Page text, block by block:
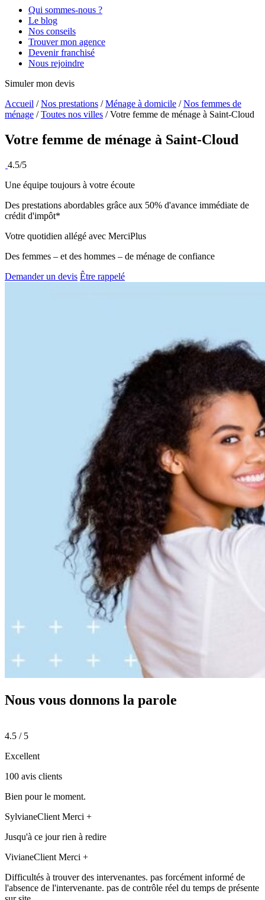
Qui sommes-nous ?
Le blog
Nos conseils
Trouver mon agence
Devenir franchisé
Nous rejoindre
Simuler mon devis
Accueil /Nos prestations /Ménage à domicile /Nos femmes de
ménage /Toutes nos villes /Votre femme de ménage à Saint-Cloud
Votre femme de ménage à Saint-Cloud
4.5/5
Une équipe toujours à votre écoute
Des prestations abordables grâce aux 50% d'avance immédiate de
crédit d'impôt*
Votre quotidien allégé avec MerciPlus
Des femmes – et des hommes – de ménage de confiance
Demander un devis Être rappelé
Nous vous donnons la parole
4.5 / 5
Excellent
100 avis clients
Bien pour le moment.
SylvianeClient Merci +
Jusqu'à ce jour rien à redire
VivianeClient Merci +
Difficultés à trouver des intervenantes. pas forcément informé de
l'absence de l'intervenante. pas de contrôle réel du temps de présente